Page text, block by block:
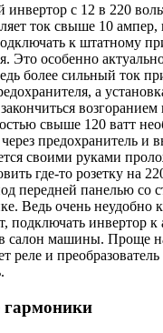
с 12 в 220
ток свыше 10 ампер,
к штатному
Это особенно
более сильный ток
а
свыше 120 ватт
предохранитель и
своими руками
где-то розетку на
передней панелью со
Ведь очень неудобно
подключать инвертор к
салон машины. Проще
реле и